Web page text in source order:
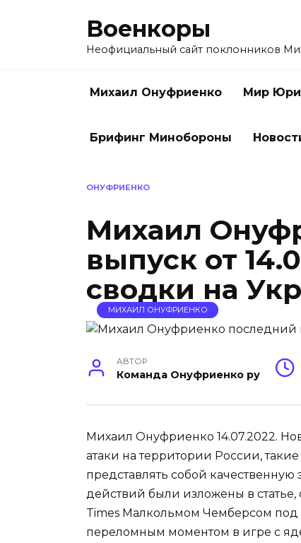
Военкоры
Неофициальный сайт поклонников
Михаил Онуфриенко Мир
Брифинг Минобороны
ОНУФРИЕНКО
Михаил
выпуск от
сводки на
МИХАИЛ ОНУФРИЕНКО
АВТОР
Команда Онуфриенко ру
Михаил Онуфриенко 14.07.2022.
атаки на территории России,
представлять собой
действий были изложены в статье,
Times Малкольмом Чемберсом под
переломным моментом в игре с